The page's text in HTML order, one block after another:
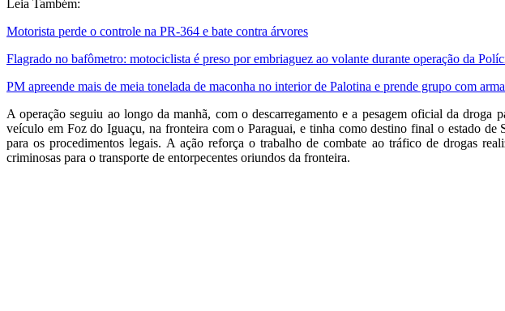
Leia Também:
Motorista perde o controle na PR-364 e bate contra árvores
Flagrado no bafômetro: motociclista é preso por embriaguez ao volante durante operação da
PM apreende mais de meia tonelada de maconha no interior de Palotina e prende grupo com
A operação seguiu ao longo da manhã, com o descarregamento e a pesagem oficial da
veículo em Foz do Iguaçu, na fronteira com o Paraguai, e tinha como destino final o estado
para os procedimentos legais. A ação reforça o trabalho de combate ao tráfico de drogas
criminosas para o transporte de entorpecentes oriundos da fronteira.